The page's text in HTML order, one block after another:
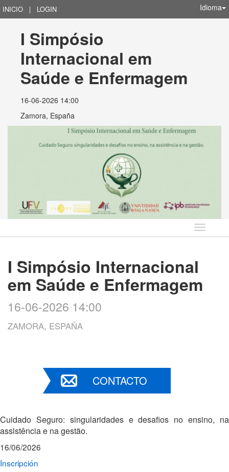
INICIO | LOGIN Idioma
I Simpósio
Internacional em
Saúde e Enfermagem
16-06-2026 14:00
Zamora, España
Idioma
I Simpósio Internacional
em Saúde e Enfermagem
16-06-2026 14:00
ZAMORA, ESPAÑA
CONTACTO
Cuidado Seguro: singularidades e desafios no ensino, na
assistência e na gestão.
16/06/2026
Inscripción